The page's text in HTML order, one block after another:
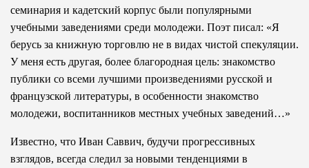
семинария и кадетский корпус были популярными
учебными заведениями среди молодежи. Поэт писал: «Я
берусь за книжную торговлю не в видах чистой спекуляции.
У меня есть другая, более благородная цель: знакомство
публики со всеми лучшими произведениями русской и
французской литературы, в особенности знакомство
молодежи, воспитанников местных учебных заведений…»
Известно, что Иван Саввич, будучи прогрессивных
взглядов, всегда следил за новыми тенденциями в